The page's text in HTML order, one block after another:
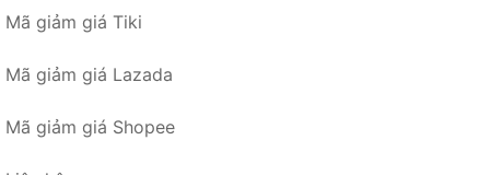
Mã giảm giá Tiki
Mã giảm giá Lazada
Mã giảm giá Shopee